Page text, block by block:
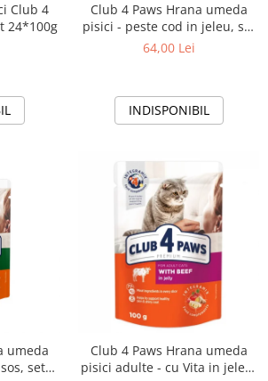
Club 4
24*100g
Club 4 Paws Hrana umeda
pisici - peste cod in jeleu, set
24*100g
64,00 Lei
INDISPONIBIL
umeda
set
Club 4 Paws Hrana umeda
pisici adulte - cu Vita in jeleu,